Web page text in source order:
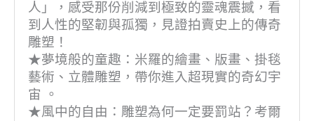
人」，感受那份削減到極致的靈魂震撼，看
到人性的堅韌與孤獨，見證拍賣史上的傳奇
雕塑！
★夢境般的童趣：米羅的繪畫、版畫、掛毯
藝術、立體雕塑，帶你進入超現實的奇幻宇
宙 。
★風中的自由：雕塑為何一定要罰站？考爾